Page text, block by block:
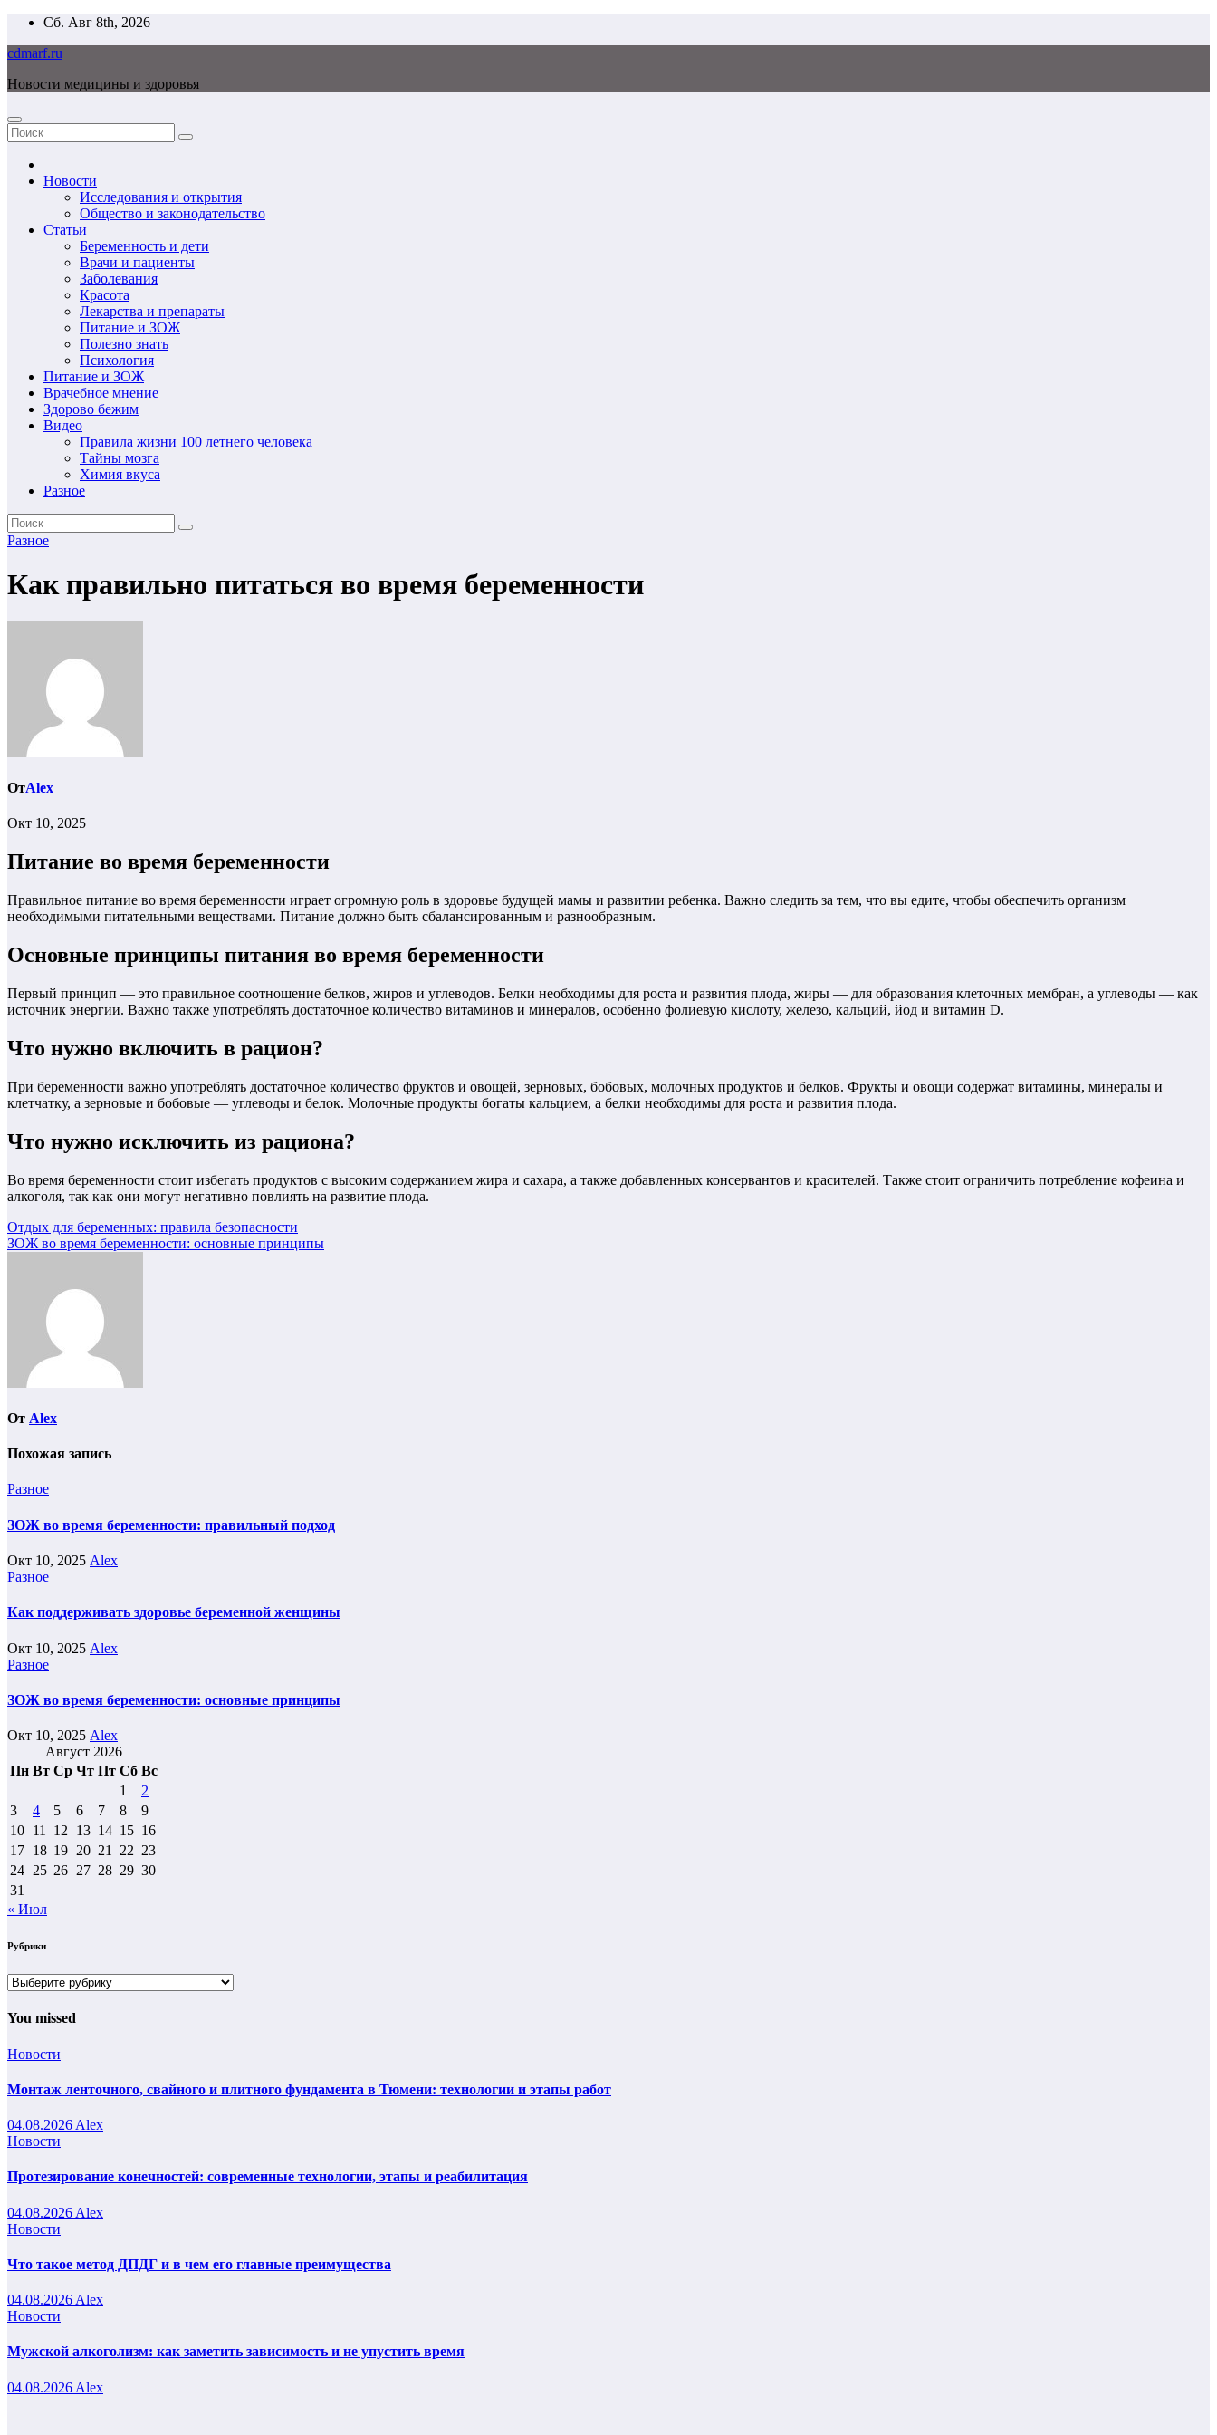
Перейти
содержимому
Сб. Авг 8th, 2026
cdmarf.ru
Новости медицины и здоровья
Новости
Исследования и открытия
Общество и законодательство
Статьи
Беременность и дети
Врачи и пациенты
Заболевания
Красота
Лекарства и препараты
Питание и ЗОЖ
Полезно знать
Психология
Питание и ЗОЖ
Врачебное мнение
Здорово бежим
Видео
Правила жизни 100 летнего человека
Тайны мозга
Химия вкуса
Разное
Разное
Как правильно питаться во время беременности
ОтAlex
Окт 10, 2025
Питание во время беременности
Правильное питание во время беременности играет огромную роль в здоровье будущей мамы и развитии ребенка. Важно следить за тем, что вы едите, чтобы обеспечить организм
необходимыми питательными веществами. Питание должно быть сбалансированным и разнообразным.
Основные принципы питания во время беременности
Первый принцип — это правильное соотношение белков, жиров и углеводов. Белки необходимы для роста и развития плода, жиры — для образования клеточных мембран, а углеводы — как
источник энергии. Важно также употреблять достаточное количество витаминов и минералов, особенно фолиевую кислоту, железо, кальций, йод и витамин D.
Что нужно включить в рацион?
При беременности важно употреблять достаточное количество фруктов и овощей, зерновых, бобовых, молочных продуктов и белков. Фрукты и овощи содержат витамины, минералы и
клетчатку, а зерновые и бобовые — углеводы и белок. Молочные продукты богаты кальцием, а белки необходимы для роста и развития плода.
Что нужно исключить из рациона?
Во время беременности стоит избегать продуктов с высоким содержанием жира и сахара, а также добавленных консервантов и красителей. Также стоит ограничить потребление кофеина и
алкоголя, так как они могут негативно повлиять на развитие плода.
Навигация
по
Отдых для беременных: правила безопасности
ЗОЖ во время беременности: основные принципы
От Alex
Похожая запись
Разное
ЗОЖ во время беременности: правильный подход
Окт 10, 2025 Alex
Разное
Как поддерживать здоровье беременной женщины
Окт 10, 2025 Alex
Разное
ЗОЖ во время беременности: основные принципы
Окт 10, 2025 Alex
Август 2026
Пн Вт Ср Чт Пт Сб Вс
1
2
3
4 5 6 7 8
9
10 11 12 13 14 15 16
17 18 19 20 21 22 23
24 25 26 27 28 29 30
31
« Июл
Рубрики
Рубрики
You missed
Новости
Монтаж ленточного, свайного и плитного фундамента в Тюмени: технологии и этапы работ
04.08.2026 Alex
Новости
Протезирование конечностей: современные технологии, этапы и реабилитация
04.08.2026 Alex
Новости
Что такое метод ДПДГ и в чем его главные преимущества
04.08.2026 Alex
Новости
Мужской алкоголизм: как заметить зависимость и не упустить время
04.08.2026 Alex